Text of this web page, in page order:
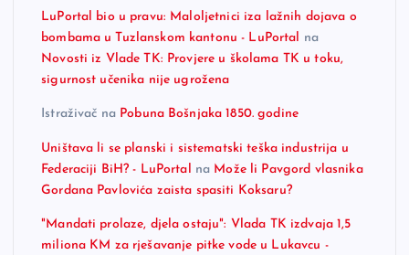
LuPortal bio u pravu: Maloljetnici iza lažnih dojava o
bombama u Tuzlanskom kantonu - LuPortal na
Novosti iz Vlade TK: Provjere u školama TK u toku,
sigurnost učenika nije ugrožena
Istraživač na Pobuna Bošnjaka 1850. godine
Uništava li se planski i sistematski teška industrija u
Federaciji BiH? - LuPortal
na Može li Pavgord vlasnika
Gordana Pavlovića zaista spasiti Koksaru?
"Mandati prolaze, djela ostaju": Vlada TK izdvaja 1,5
miliona KM za rješavanje pitke vode u Lukavcu -